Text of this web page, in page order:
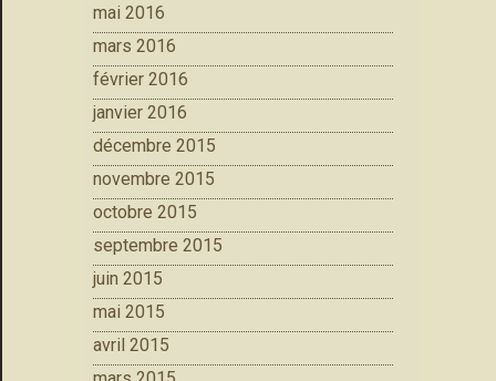
mai 2016
mars 2016
février 2016
janvier 2016
décembre 2015
novembre 2015
octobre 2015
septembre 2015
juin 2015
mai 2015
avril 2015